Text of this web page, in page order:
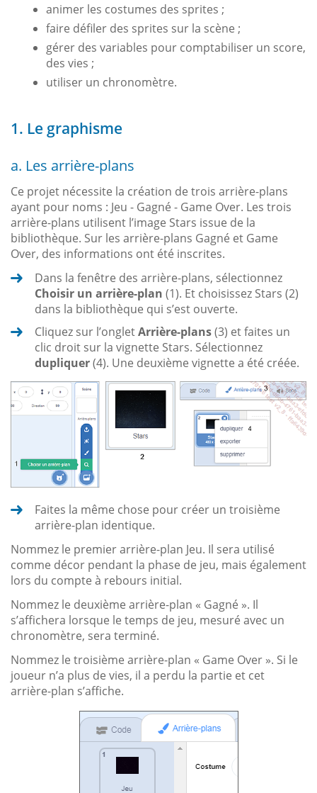
animer les costumes des sprites ;
faire défiler des sprites sur la scène ;
gérer des variables pour comptabiliser un score,
des vies ;
utiliser un chronomètre.
1. Le graphisme
a. Les arrière-plans
Ce projet nécessite la création de trois arrière-plans
ayant pour noms : Jeu - Gagné - Game Over. Les trois
arrière-plans utilisent l’image Stars issue de la
bibliothèque. Sur les arrière-plans Gagné et Game
Over, des informations ont été inscrites.
Dans la fenêtre des arrière-plans, sélectionnez
Choisir un arrière-plan (1). Et choisissez Stars (2)
dans la bibliothèque qui s’est ouverte.
Cliquez sur l’ongletArrière-plans(3) et faites un
clic droit sur la vignette Stars. Sélectionnez
dupliquer(4). Une deuxième vignette a été créée.
Faites la même chose pour créer un troisième
arrière-plan identique.
Nommez le premier arrière-plan Jeu. Il sera utilisé
comme décor pendant la phase de jeu, mais également
lors du compte à rebours initial.
Nommez le deuxième arrière-plan « Gagné ». Il
s’affichera lorsque le temps de jeu, mesuré avec un
chronomètre, sera terminé.
Nommez le troisième arrière-plan « Game Over ». Si le
joueur n’a plus de vies, il a perdu la partie et cet
arrière-plan s’affiche.